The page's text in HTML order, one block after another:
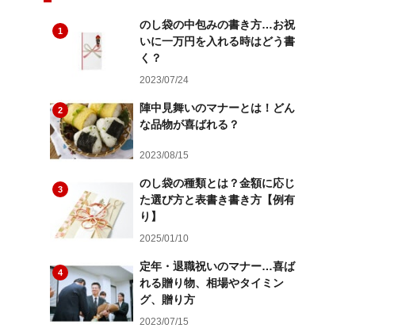
1
のし袋の中包みの書き方…お祝
いに一万円を入れる時はどう書
く？
2023/07/24
2
陣中見舞いのマナーとは！どん
な品物が喜ばれる？
2023/08/15
3
のし袋の種類とは？金額に応じ
た選び方と表書き書き方【例有
り】
2025/01/10
4
定年・退職祝いのマナー…喜ば
れる贈り物、相場やタイミン
グ、贈り方
2023/07/15